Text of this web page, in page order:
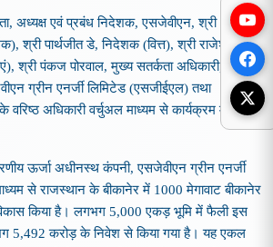
, अध्यक्ष एवं प्रबंध निदेशक, एसजेवीएन, श्री अजय
),श्री पार्थजीत डे,निदेशक(वित्त), श्री राजेश कुमार
),श्री पंकज पोरवाल,मुख्य सतर्कता अधिकारी,
श्री
ग्रीन एनर्जी लिमिटेड(एसजीईएल)तथा
अधिकारी वर्चुअल माध्यम से कार्यक्रम में
ऊर्जा अधीनस्थ कंपनी,एसजेवीएन ग्रीन एनर्जी
से राजस्थान के बीकानेर में 1000मेगावाट बीकानेर
किया है। लगभग 5,000एकड़ भूमि में फैली इस
5,492करोड़ के निवेश से किया गया है। यह एकल